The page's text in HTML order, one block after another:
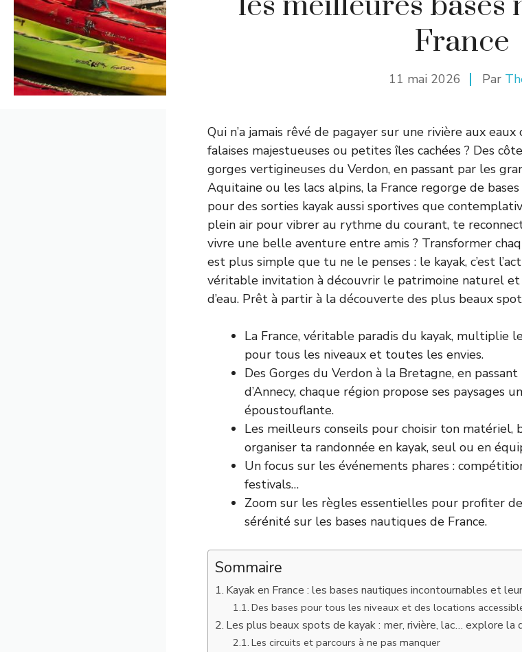
France
11 mai 2026 Par
Qui n’a jamais rêvé de pagayer sur une rivière aux
falaises majestueuses ou petites îles cachées ? Des
gorges vertigineuses du Verdon, en passant par les
Aquitaine ou les lacs alpins, la France regorge de
pour des sorties kayak aussi sportives que
plein air pour vibrer au rythme du courant, te
vivre une belle aventure entre amis ? Transformer
est plus simple que tu ne le penses : le kayak, c’est
véritable invitation à découvrir le patrimoine naturel
d’eau. Prêt à partir à la découverte des plus beaux
La France, véritable paradis du kayak, multiplie
pour tous les niveaux et toutes les envies.
Des Gorges du Verdon à la Bretagne, en
d’Annecy, chaque région propose ses paysages
époustouflante.
Les meilleurs conseils pour choisir ton
organiser ta randonnée en kayak, seul ou en
Un focus sur les événements phares :
festivals…
Zoom sur les règles essentielles pour profiter
sérénité sur les bases nautiques de France.
Sommaire
Kayak en France : les bases nautiques incontournables et
Des bases pour tous les niveaux et des locations
Les plus beaux spots de kayak : mer, rivière, lac… explore la
Les circuits et parcours à ne pas manquer